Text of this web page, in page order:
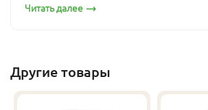
поверхность с «открытыми порами»:
сохраняет естественную структуру и
поверхности. На обработанном
Бесцветный
Читать далее
Другие товары